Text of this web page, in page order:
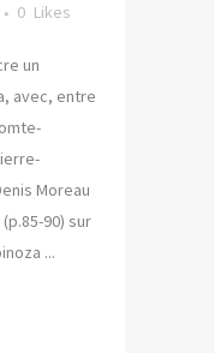
0 Likes
un
avec, entre
Moreau
90) sur
...